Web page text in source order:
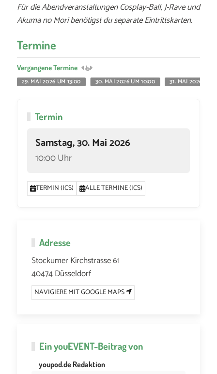
Für die Abendveranstaltungen Cosplay-Ball, J-Rave und
Akuma no Mori benötigst du separate Eintrittskarten.
Termine
Vergangene Termine
29. MAI 2026 UM 13:00
30. MAI 2026 UM 10:00 31. MAI 2026 UM
Termin
Samstag, 30. Mai 2026
10:00 Uhr
TERMIN (ICS) ALLE TERMINE (ICS)
Adresse
Stockumer Kirchstrasse 61
40474 Düsseldorf
NAVIGIERE MIT GOOGLE MAPS
EinyouEVENT-Beitrag von
youpod.de Redaktion